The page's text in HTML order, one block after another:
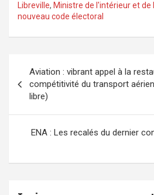
Libreville, Ministre de l'intérieur et de
nouveau code électoral
de
l’article
Aviation : vibrant appel à la
compétitivité du transport
libre)
ENA : Les recalés du dernier